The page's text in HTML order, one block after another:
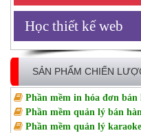
Học thiết kế web
SẢN PHẨM CHIẾN
Phần mềm in hóa đơn bán
Phần mềm quản lý bán
Phần mềm quản lý karaoke